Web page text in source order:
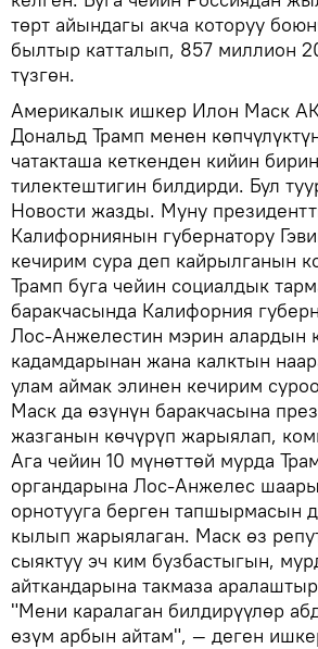
төрт айындагы акча которуу
былтыр катталып, 857 миллион
түзгөн.
Америкалык ишкер Илон Маск
Дональд Трамп менен
чатакташа кеткенден кийин
тилектештигин билдирди. Бул
Новости жазды. Муну
Калифорниянын губернатору
кечирим сура деп кайрылганын
Трамп буга чейин социалдык
баракчасында Калифорния
Лос-Анжелестин мэрин алардын
кадамдарынан жана калктын
улам аймак элинен кечирим
Маск да өзүнүн баракчасына
жазганын көчүрүп жарыялап,
Ага чейин 10 мүнөттөй мурда
органдарына Лос-Анжелес
орнотууга берген тапшырмасын
кылып жарыялаган. Маск өз
сыяктуу эч ким бузбастыгын,
айткандарына такмаза
"Мени каралаган билдирүүлөр
өзүм арбын айтам", — деген